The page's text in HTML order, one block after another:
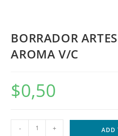
BORRADOR
AROMA V/C
$0,50
- + ADD